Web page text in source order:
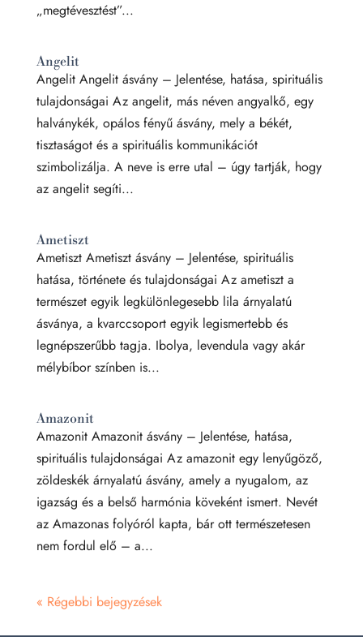
„megtévesztést”...
Angelit
Angelit Angelit ásvány – Jelentése, hatása, spirituális
tulajdonságai Az angelit, más néven angyalkő, egy
halványkék, opálos fényű ásvány, mely a békét,
tisztaságot és a spirituális kommunikációt
szimbolizálja. A neve is erre utal – úgy tartják, hogy
az angelit segíti...
Ametiszt
Ametiszt Ametiszt ásvány – Jelentése, spirituális
hatása, története és tulajdonságai Az ametiszt a
természet egyik legkülönlegesebb lila árnyalatú
ásványa, a kvarccsoport egyik legismertebb és
legnépszerűbb tagja. Ibolya, levendula vagy akár
mélybíbor színben is...
Amazonit
Amazonit Amazonit ásvány – Jelentése, hatása,
spirituális tulajdonságai Az amazonit egy lenyűgöző,
zöldeskék árnyalatú ásvány, amely a nyugalom, az
igazság és a belső harmónia köveként ismert. Nevét
az Amazonas folyóról kapta, bár ott természetesen
nem fordul elő – a...
« Régebbi bejegyzések